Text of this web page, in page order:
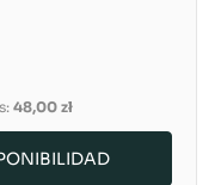
48,00 zł